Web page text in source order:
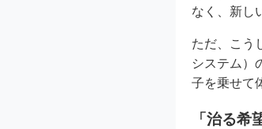
なく、新し
ただ、こう
システム）
子を乗せて
「治る